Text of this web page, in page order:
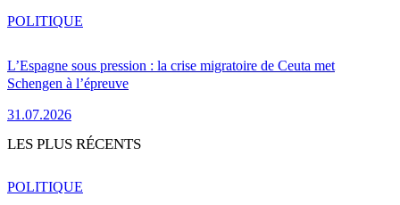
L’Espagne sous pression : la crise migratoire de Ceuta met
Schengen à l’épreuve
31.07.2026
POLITIQUE
LES PLUS RÉCENTS
POLITIQUE